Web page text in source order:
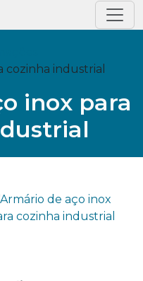
cozinha industrial
inox para